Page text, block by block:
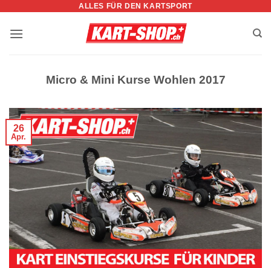
springen
ALLES FÜR DEN KARTSPORT
Micro & Mini Kurse Wohlen 2017
26
Apr.